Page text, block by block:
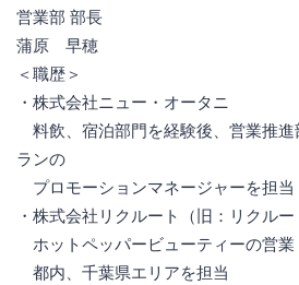
営業部 部長
蒲原 早穂
＜職歴＞
・株式会社ニュー・オータニ
料飲、宿泊部門を経験後、営業推進
ランの
プロモーションマネージャーを担当
・株式会社リクルート（旧：リクルー
ホットペッパービューティーの営業
都内、千葉県エリアを担当